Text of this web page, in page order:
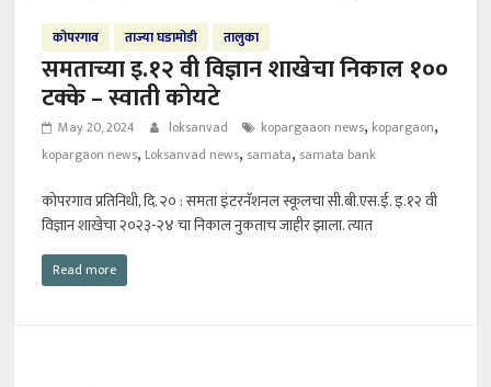
कोपरगाव ताज्या घडामोडी तालुका
समताच्या इ.१२ वी विज्ञान शाखेचा निकाल १००
टक्के – स्वाती कोयटे
May 20, 2024 loksanvad kopargaaon news, kopargaon,
kopargaon news, Loksanvad news, samata, samata bank
कोपरगाव प्रतिनिधी, दि. २० : समता इंटरनॅशनल स्कूलचा सी.बी.एस.ई. इ.१२ वी
विज्ञान शाखेचा २०२३-२४ चा निकाल नुकताच जाहीर झाला. त्यात
Read more